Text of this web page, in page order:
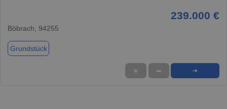
239.000 €
Böbrach, 94255
Grundstück
★ ➦ ➜